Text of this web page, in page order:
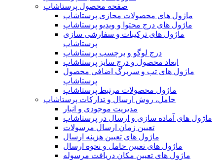
صفحه محصول پرستاشاپ
ماژول های محصولات مجازی پرستاشاپ
ماژول های درج محتوا و ویدیو پرستاشاپ
ماژول های ترکیبات و سفارشی سازی
پرستاشاپ
درج لوگو و برچسب پرستاشاپ
ابعاد محصول و درج سایز پرستاشاپ
ماژول های تب و سربرگ اضافی محصول
پرستاشاپ
ماژول محصولات مرتبط پرستاشاپ
حامل، روش ارسال و تدارکات پرستاشاپ
مدیریت موجودی و انبار
ماژول های آماده سازی و ارسال در پرستاشاپ
تعیین زمان ارسال مرسولات
ماژول های تعیین هزینه ارسال
ماژول های تعیین حامل و نحوه ارسال
ماژول های تعیین مکان دریافت مرسوله